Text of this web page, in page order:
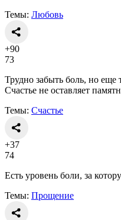
Темы: Любовь
+90
73
Трудно забыть боль, но еще
Счастье не оставляет
Темы: Счастье
+37
74
Есть уровень боли, за
Темы: Прощение